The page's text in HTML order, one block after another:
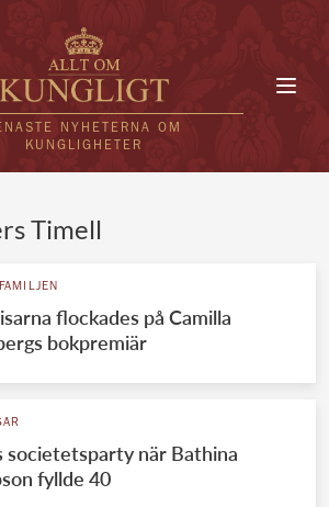
NYHETERNA OM
KUNGLIGHETER
UTLÄNDSKT
KUNGAHUS
Svenska kungahuset
Brittiska kungahuset
REDAKTION
Timell
flockades på Camilla
bokpremiär
societetsparty när Bathina
fyllde 40